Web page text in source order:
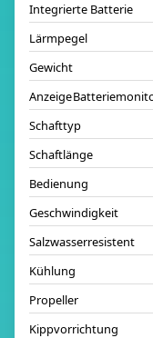
Integrierte Batterie
Lärmpegel
Gewicht
Anzeige
Schafttyp
Schaftlänge
Bedienung
Geschwindigkeit
Salzwasserresistent
Kühlung
Propeller
Kippvorrichtung